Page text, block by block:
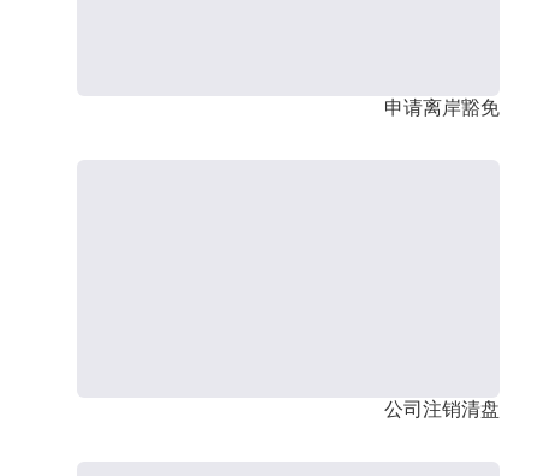
申请离岸豁免
公司注销清盘